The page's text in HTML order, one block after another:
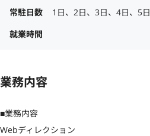
常駐日数
1日、2日、3日、4日、5日
就業時間
業務内容
■業務内容
Webディレクション